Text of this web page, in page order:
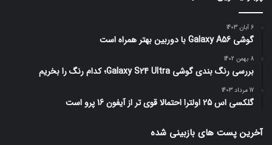
6 آبان 1403
گوشی Galaxy A56 با دوربین بهتر همراه است
8 بهمن 1402
بررسی رنگ بندی گوشی Galaxy S24 Ultra؛ کدام رنگ را بخریم
17 مرداد 1403
گلکسی اس 25 اولترا احتمالا قوی تر از آیفون 16 پرو است
آخرین پست های بازبینی شده